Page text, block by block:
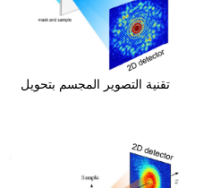
تقنية التصوير المجسم بتحويل